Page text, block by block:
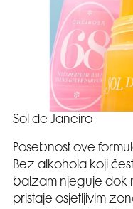
Sol de Janeiro
Posebnost ove
Bez alkohola koji
balzam njeguje dok
pristaje osjetljivim